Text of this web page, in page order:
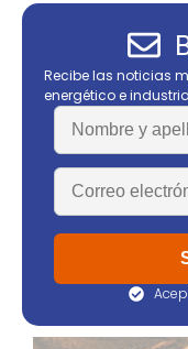
Recibe las noticias
energético e